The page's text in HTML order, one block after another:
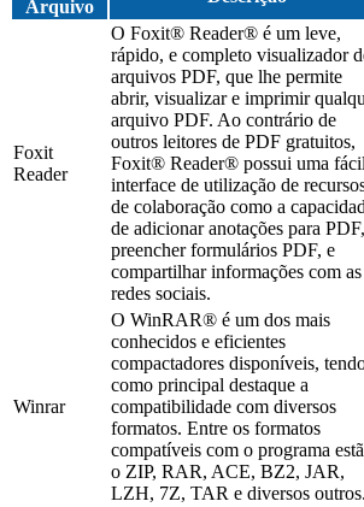
Arquivo
Foxit
Reader
O Foxit® Reader® é um leve,
rápido, e completo visualizador
arquivos PDF, que lhe permite
abrir, visualizar e imprimir
arquivo PDF. Ao contrário de
outros leitores de PDF gratuitos,
Foxit® Reader® possui uma fácil
interface de utilização de
de colaboração como a
de adicionar anotações para PDF,
preencher formulários PDF, e
compartilhar informações com as
redes sociais.
Winrar
O WinRAR® é um dos mais
conhecidos e eficientes
compactadores disponíveis,
como principal destaque a
compatibilidade com diversos
formatos. Entre os formatos
compatíveis com o programa
o ZIP, RAR, ACE, BZ2, JAR,
LZH, 7Z, TAR e diversos outros.